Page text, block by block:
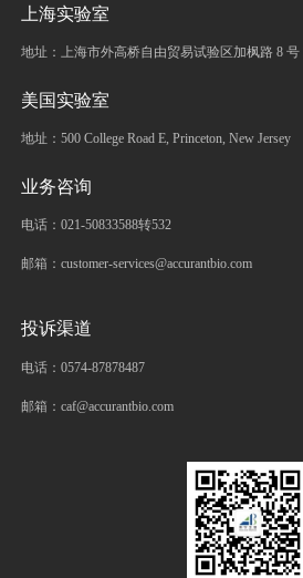
上海实验室
地址：上海市外高桥自由贸易试验区加枫路 8 号
美国实验室
地址：500 College Road E, Princeton, New Jersey
业务咨询
电话：021-50833588转532
邮箱：customer-services@accurantbio.com
投诉渠道
电话：0574-87878487
邮箱：caf@accurantbio.com